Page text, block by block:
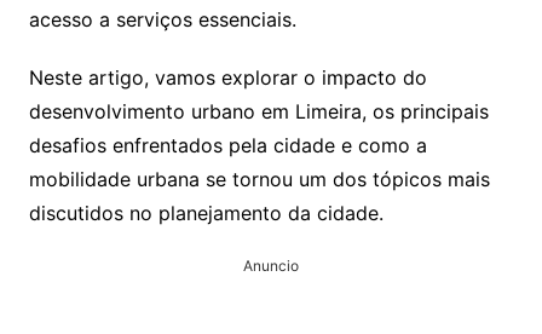
acesso a serviços essenciais.
Neste artigo, vamos explorar o impacto do
desenvolvimento urbano em Limeira, os principais
desafios enfrentados pela cidade e como a
mobilidade urbana se tornou um dos tópicos mais
discutidos no planejamento da cidade.
Anuncio